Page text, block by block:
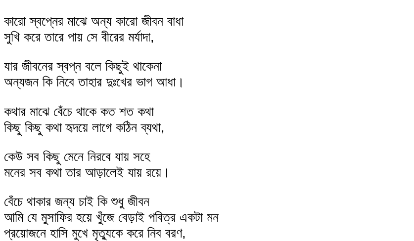
কারো স্বপ্নের মাঝে অন্য কারো জীবন বাধা
সুখি করে তারে পায় সে বীরের মর্যাদা,
যার জীবনের স্বপ্ন বলে কিছুই থাকেনা
অন্যজন কি নিবে তাহার দুঃখের ভাগ আধা।
কথার মাঝে বেঁচে থাকে কত শত কথা
কিছু কিছু কথা হৃদয়ে লাগে কঠিন ব্যথা,
কেউ সব কিছু মেনে নিরবে যায় সহে
মনের সব কথা তার আড়ালেই যায় রয়ে।
বেঁচে থাকার জন্য চাই কি শুধু জীবন
আমি যে মুসাফির হয়ে খুঁজে বেড়াই পবিত্র একটা মন
প্রয়োজনে হাসি মুখে মৃত্যুকে করে নিব বরণ,